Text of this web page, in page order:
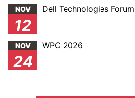
NOV
12
Dell Technologies
NOV
24
WPC 2026